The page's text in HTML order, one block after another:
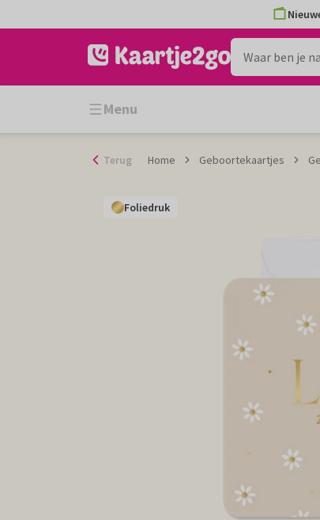
naar
Menu
Terug Home Geboortekaartjes
Foliedruk
Foliedruk
Foliedruk